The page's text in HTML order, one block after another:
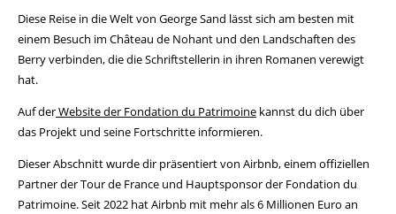
Diese Reise in die Welt von George Sand lässt sich am besten mit
einem Besuch im Château de Nohant und den Landschaften des
Berry verbinden, die die Schriftstellerin in ihren Romanen verewigt
hat.
Auf derWebsite der Fondation du Patrimoine kannst du dich über
das Projekt und seine Fortschritte informieren.
Dieser Abschnitt wurde dir präsentiert von Airbnb, einem offiziellen
Partner der Tour de France und Hauptsponsor der Fondation du
Patrimoine. Seit 2022 hat Airbnb mit mehr als 6 Millionen Euro an